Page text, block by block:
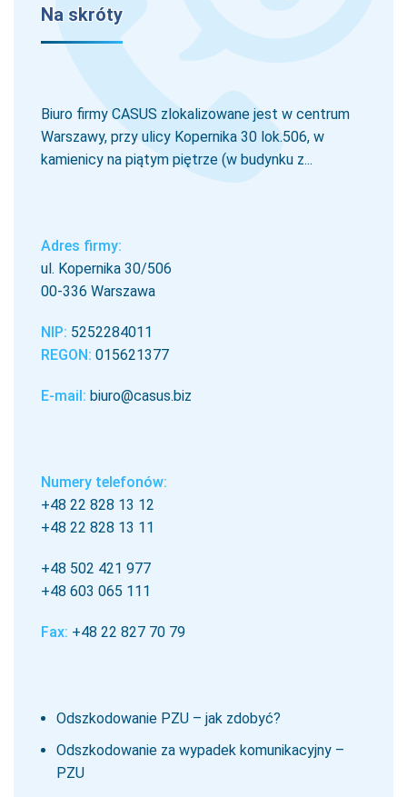
Na skróty
Biuro firmy CASUS zlokalizowane jest w centrum
Warszawy, przy ulicy Kopernika 30 lok.506, w
kamienicy na piątym piętrze (w budynku z...
Adres firmy:
ul. Kopernika 30/506
00-336 Warszawa
NIP: 5252284011
REGON: 015621377
E-mail: biuro@casus.biz
Numery telefonów:
+48 22 828 13 12
+48 22 828 13 11
+48 502 421 977
+48 603 065 111
Fax: +48 22 827 70 79
Odszkodowanie PZU – jak zdobyć?
Odszkodowanie za wypadek komunikacyjny –
PZU